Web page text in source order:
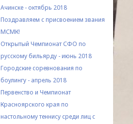
Ачинске - октябрь 2018
Поздравляем с присвоением звания
МСМК!
Открытый Чемпионат СФО по
русскому бильярду - июнь 2018
Городские соревнования по
боулингу - апрель 2018
Первенство и Чемпионат
Красноярского края по
настольному теннису среди лиц с